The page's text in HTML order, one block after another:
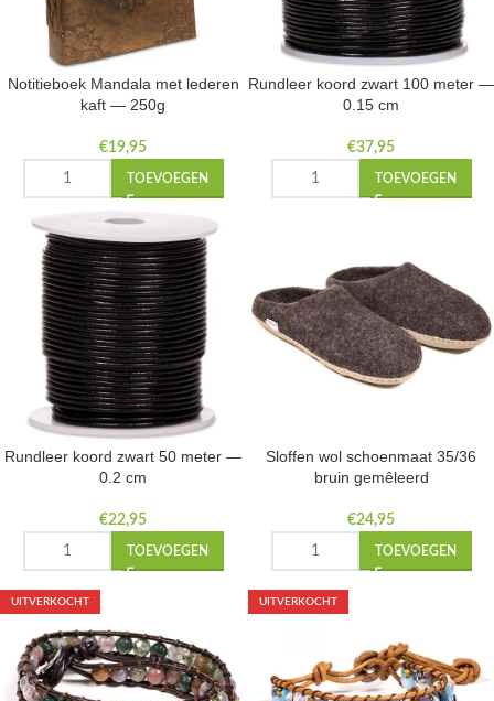
Notitieboek Mandala met lederen
kaft — 250g
€19,95
TOEVOEGEN
Rundleer koord zwart 100 meter —
0.15 cm
€37,95
TOEVOEGEN
Rundleer koord zwart 50 meter —
0.2 cm
€22,95
TOEVOEGEN
Sloffen wol schoenmaat 35/36
bruin gemêleerd
€24,95
TOEVOEGEN
UITVERKOCHT UITVERKOCHT